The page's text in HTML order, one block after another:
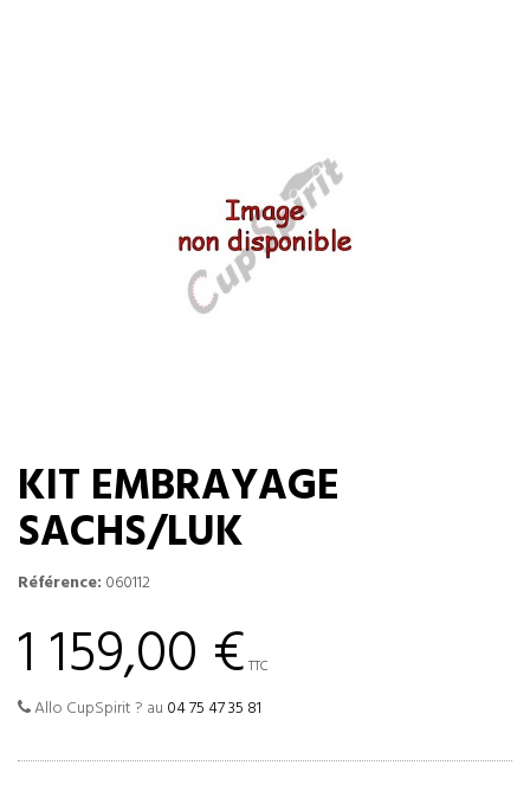
KIT EMBRAYAGE
SACHS/LUK
Référence: 060112
1 159,00 € TTC
Allo CupSpirit ? au 04 75 47 35 81